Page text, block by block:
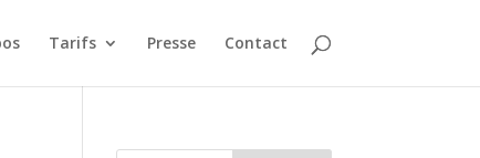
Tarifs Presse Contact